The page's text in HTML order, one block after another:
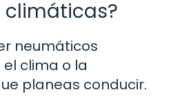
neumáticos
clima o la
planeas conducir.